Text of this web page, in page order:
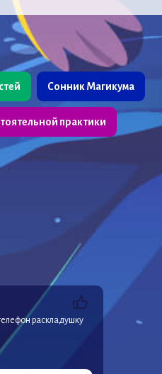
Сонник Магикума
практики
раскладушку